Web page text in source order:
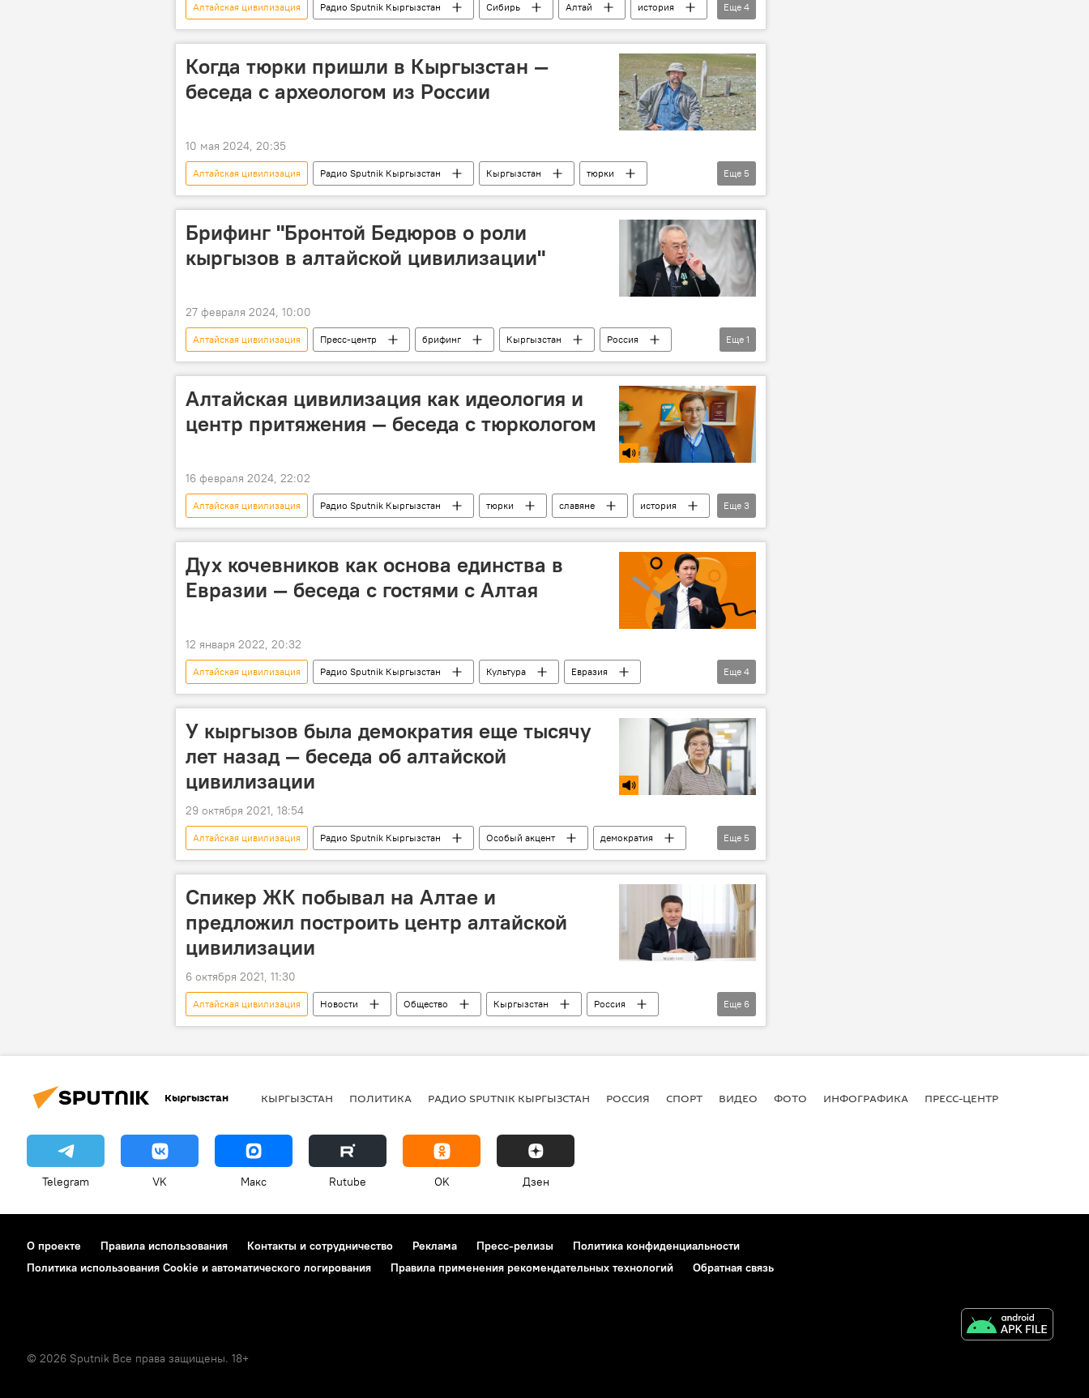
Алтайская цивилизация Радио Sputnik Кыргызстан Сибирь Алтай
история
наука
геополитика центр Особый акцент
Еще 4
Когда тюрки пришли в Кыргызстан —
беседа с археологом из России
10 мая 2024, 20:35
Алтайская цивилизация Радио Sputnik Кыргызстан Кыргызстан
тюрки
история
археология кочевники Культура Особый акцент
Еще 5
Брифинг "Бронтой Бедюров о роли
кыргызов в алтайской цивилизации"
27 февраля 2024, 10:00
Алтайская цивилизация Пресс-центр брифинг Кыргызстан
Россия
Пресс-анонс
Еще 1
Алтайская цивилизация как идеология и
центр притяжения — беседа с тюркологом
16 февраля 2024, 22:02
Алтайская цивилизация Радио Sputnik Кыргызстан тюрки славяне
история
взаимодействие
сотрудничество Особый акцент
Еще 3
Дух кочевников как основа единства в
Евразии — беседа с гостями с Алтая
12 января 2022, 20:32
Алтайская цивилизация Радио Sputnik Кыргызстан Культура
Евразия
Алтай
кочевники Ирина Кензина Наталья Токова Особый акцент
Еще 4
У кыргызов была демократия еще тысячу
лет назад — беседа об алтайской
цивилизации
29 октября 2021, 18:54
Алтайская цивилизация Радио Sputnik Кыргызстан Особый акцент
демократия
история
кыргызы Кыргызстан Культура Общество
Еще 5
Спикер ЖК побывал на Алтае и
предложил построить центр алтайской
цивилизации
6 октября 2021, 11:30
Алтайская цивилизация Новости Общество Кыргызстан
Россия
В мире
Алтай центр памятник эпос "Манас" Талант Мамытов
Еще 6
Кыргызстан КЫРГЫЗСТАН ПОЛИТИКА РАДИО SPUTNIK КЫРГЫЗСТАН РОССИЯ СПОРТ ВИДЕО ФОТО ИНФОГРАФИКА ПРЕСС-ЦЕНТР
Telegram VK Макс Rutube OK Дзен
О проекте Правила использования Контакты и сотрудничество Реклама Пресс-релизы
Политика конфиденциальности
Политика использования Cookie и автоматического логирования
Правила применения рекомендательных технологий Обратная связь
© 2026 Sputnik Все права защищены. 18+